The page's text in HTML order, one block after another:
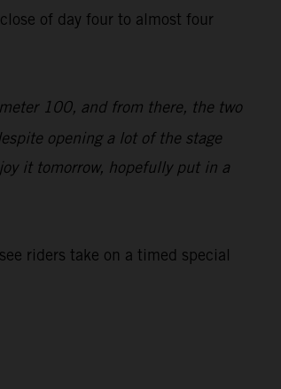
of day four to almost four
100, and from there, the two
opening a lot of the stage
it tomorrow, hopefully put in a
riders take on a timed special